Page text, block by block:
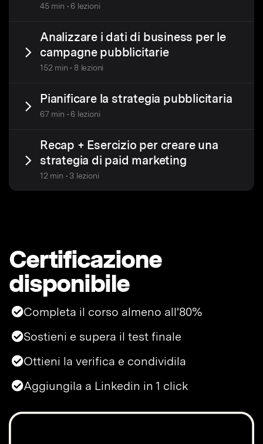
45 min • 6 lezioni
Analizzare i dati di business per le
campagne pubblicitarie
152 min • 8 lezioni
Pianificare la strategia pubblicitaria
67 min • 6 lezioni
Recap + Esercizio per creare una
strategia di paid marketing
12 min • 3 lezioni
Certificazione
disponibile
Completa il corso almeno all'80%
Sostieni e supera il test finale
Ottieni la verifica e condividila
Aggiungila a Linkedin in 1 click